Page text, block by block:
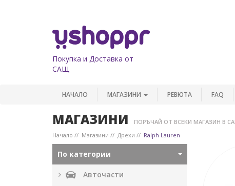
Покупка и Доставка от
САЩ
НАЧАЛО МАГАЗИНИ РЕВЮТА FAQ
МАГАЗИНИ
ПОРЪЧАЙ ОТ ВСЕКИ МАГАЗИН В
Начало
Магазини Дрехи Ralph Lauren
По категории
Авточасти